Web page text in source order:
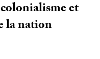
et
la nation